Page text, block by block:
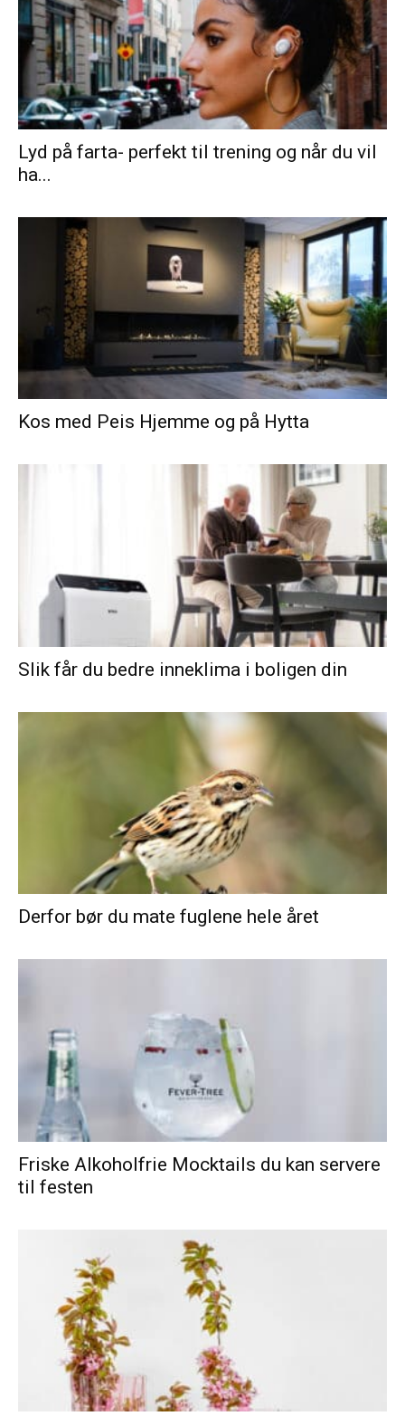
Lyd på farta- perfekt til trening og når du vil
ha...
Kos med Peis Hjemme og på Hytta
Slik får du bedre inneklima i boligen din
Derfor bør du mate fuglene hele året
Friske Alkoholfrie Mocktails du kan servere
til festen